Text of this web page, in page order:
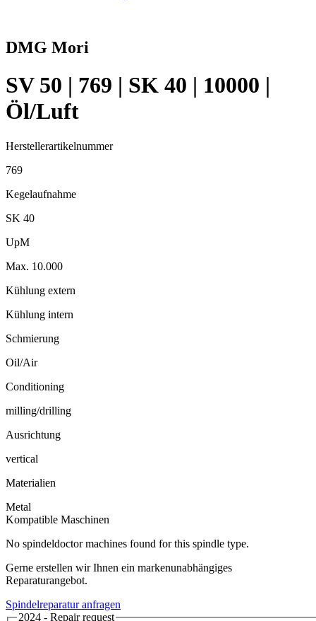
DMG Mori
SV 50 | 769 | SK 40 | 10000 |
Öl/Luft
Herstellerartikelnummer
769
Kegelaufnahme
SK 40
UpM
Max. 10.000
Kühlung extern
Kühlung intern
Schmierung
Oil/Air
Conditioning
milling/drilling
Ausrichtung
vertical
Materialien
Metal
Kompatible Maschinen
No spindeldoctor machines found for this spindle type.
Gerne erstellen wir Ihnen ein markenunabhängiges
Reparaturangebot.
Spindelreparatur anfragen
2024 - Repair request